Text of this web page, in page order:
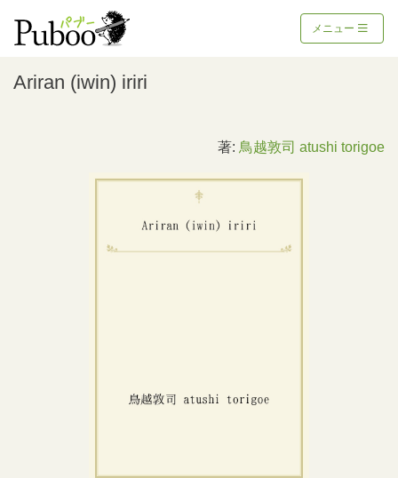
メニュー
Ariran (iwin) iriri
著: 鳥越敦司 atushi torigoe